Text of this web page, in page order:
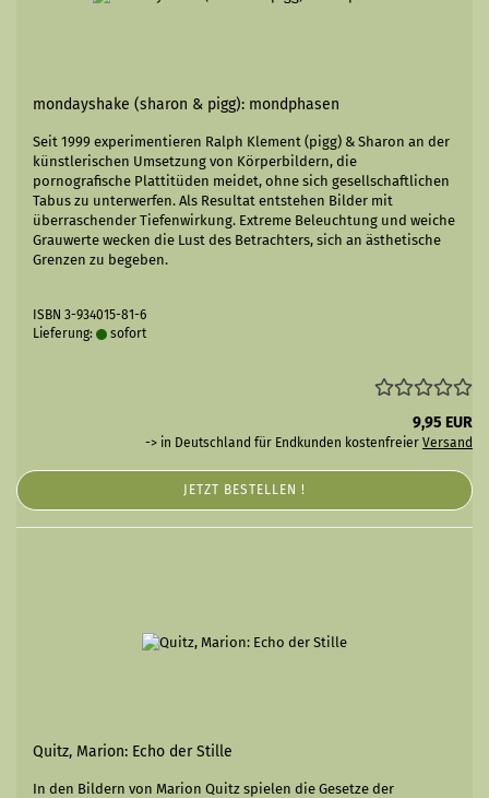
mondayshake (sharon & pigg): mondphasen
Seit 1999 experimentieren Ralph Klement (pigg) & Sharon an der
künstlerischen Umsetzung von Körperbildern, die
pornografische Plattitüden meidet, ohne sich gesellschaftlichen
Tabus zu unterwerfen. Als Resultat entstehen Bilder mit
überraschender Tiefenwirkung. Extreme Beleuchtung und weiche
Grauwerte wecken die Lust des Betrachters, sich an ästhetische
Grenzen zu begeben.
ISBN 3-934015-81-6
Lieferung:
sofort
9,95 EUR
-> in Deutschland für Endkunden kostenfreier Versand
JETZT BESTELLEN !
Quitz, Marion: Echo der Stille
In den Bildern von Marion Quitz spielen die Gesetze der